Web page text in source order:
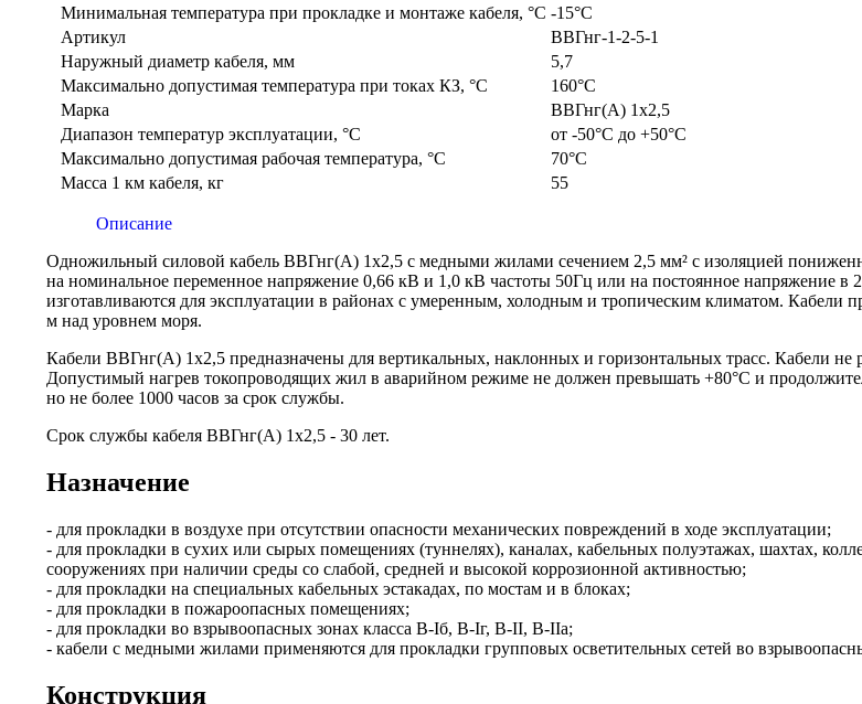
Минимальная температура при прокладке и монтаже кабеля, °С -15°С
Артикул
ВВГнг-1-2-5-1
Наружный диаметр кабеля, мм
5,7
Максимально допустимая температура при токах КЗ, °С
160°С
Марка
ВВГнг(А) 1х2,5
Диапазон температур эксплуатации, °С
от -50°С до +50°С
Максимально допустимая рабочая температура, °С
70°С
Масса 1 км кабеля, кг
55
Описание
Одножильный силовой кабель ВВГнг(А) 1х2,5 с медными жилами сечением 2,5 мм² с изоляцией
на номинальное переменное напряжение 0,66 кВ и 1,0 кВ частоты 50Гц или на постоянное напряжение
изготавливаются для эксплуатации в районах с умеренным, холодным и тропическим климатом. Кабели
м над уровнем моря.
Кабели ВВГнг(А) 1х2,5 предназначены для вертикальных, наклонных и горизонтальных трасс. Кабели
Допустимый нагрев токопроводящих жил в аварийном режиме не должен превышать +80°С и
но не более 1000 часов за срок службы.
Срок службы кабеля ВВГнг(А) 1х2,5 - 30 лет.
Назначение
- для прокладки в воздухе при отсутствии опасности механических повреждений в ходе эксплуатации;
- для прокладки в сухих или сырых помещениях (туннелях), каналах, кабельных полуэтажах, шахтах,
сооружениях при наличии среды со слабой, средней и высокой коррозионной активностью;
- для прокладки на специальных кабельных эстакадах, по мостам и в блоках;
- для прокладки в пожароопасных помещениях;
- для прокладки во взрывоопасных зонах класса B-Iб, B-Iг, В-II, В-IIа;
- кабели с медными жилами применяются для прокладки групповых осветительных сетей во
Конструкция